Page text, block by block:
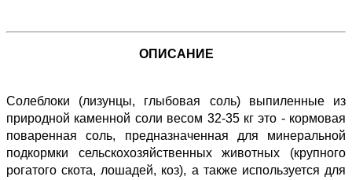
ОПИСАНИЕ
Солеблоки (лизунцы, глыбовая соль) выпиленные из
природной каменной соли весом 32-35 кг это - кормовая
поваренная соль, предназначенная для минеральной
подкормки сельскохозяйственных животных (крупного
рогатого скота, лошадей, коз), а также используется для